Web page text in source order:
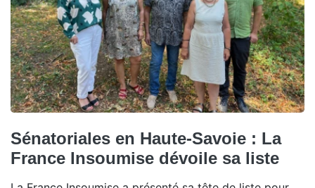
Sénatoriales en Haute-Savoie : La
France Insoumise dévoile sa liste